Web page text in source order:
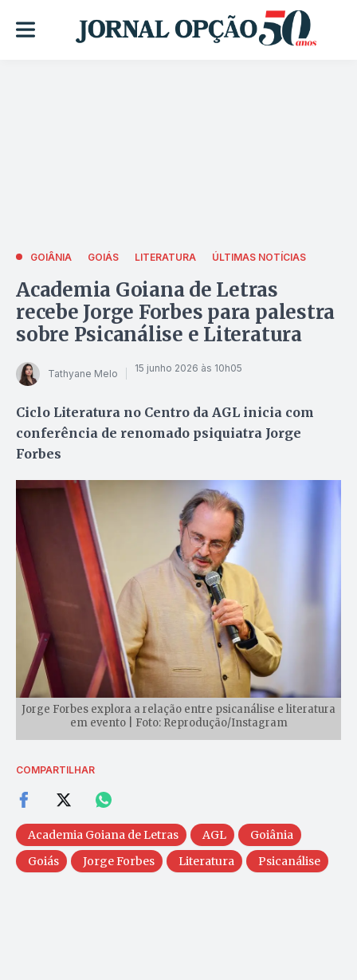
GOIÂNIA GOIÁS LITERATURA ÚLTIMAS NOTÍCIAS
Academia Goiana de Letras
recebe Jorge Forbes para palestra
sobre Psicanálise e Literatura
Tathyane Melo 15 junho 2026 às 10h05
Ciclo Literatura no Centro da AGL inicia com
conferência de renomado psiquiatra Jorge
Forbes
Jorge Forbes explora a relação entre psicanálise e literatura
em evento | Foto: Reprodução/Instagram
COMPARTILHAR
Academia Goiana de Letras AGL
Goiânia
Goiás
Jorge Forbes Literatura Psicanálise